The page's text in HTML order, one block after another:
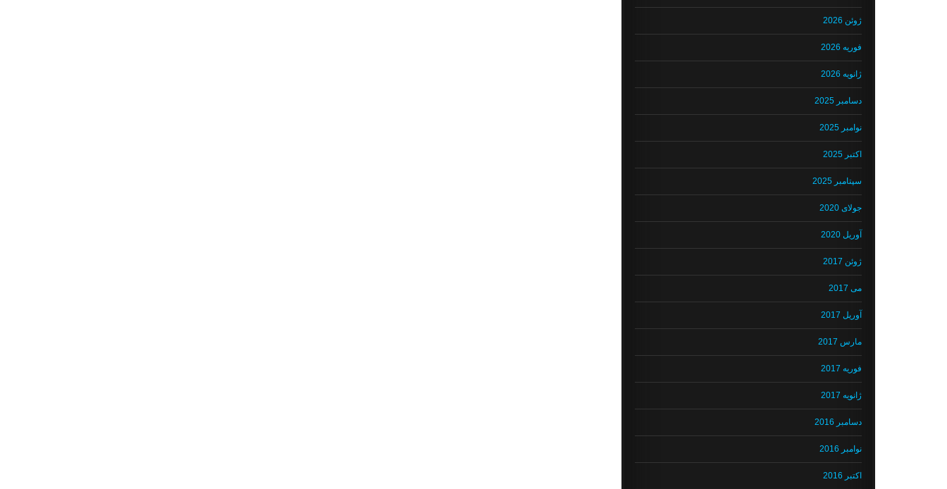
ژوئن 2026
فوریه 2026
ژانویه 2026
دسامبر 2025
نوامبر 2025
اکتبر 2025
سپتامبر 2025
جولای 2020
آوریل 2020
ژوئن 2017
می 2017
آوریل 2017
مارس 2017
فوریه 2017
ژانویه 2017
دسامبر 2016
نوامبر 2016
اکتبر 2016